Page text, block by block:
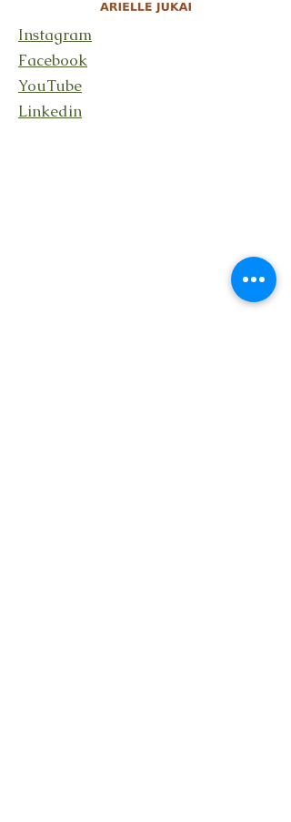
Instagram
Facebook
YouTube
Linkedin